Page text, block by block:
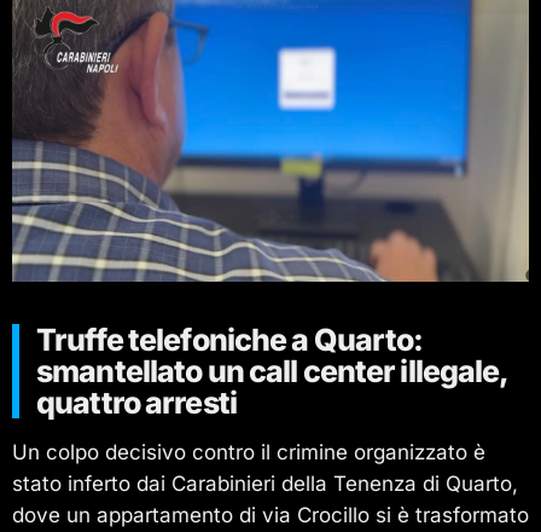
Truffe telefoniche a Quarto:
smantellato un call center illegale,
quattro arresti
Un colpo decisivo contro il crimine organizzato è
stato inferto dai Carabinieri della Tenenza di Quarto,
dove un appartamento di via Crocillo si è trasformato